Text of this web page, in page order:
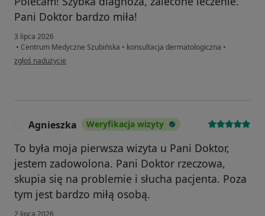
Pani Doktor bardzo miła!
3 lipca 2026
• Centrum Medyczne Szubińska • konsultacja dermatologiczna •
w opinii użytkownika JW
zgłoś nadużycie
Agnieszka Weryfikacja wizyty
To była moja pierwsza wizyta u Pani Doktor,
jestem zadowolona. Pani Doktor rzeczowa,
skupia się na problemie i słucha pacjenta. Poza
tym jest bardzo miłą osobą.
2 lipca 2026